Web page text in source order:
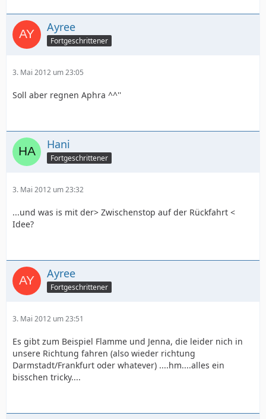
Ayree
Fortgeschrittener
3. Mai 2012 um 23:05
Soll aber regnen Aphra ^^''
Hani
Fortgeschrittener
3. Mai 2012 um 23:32
...und was is mit der> Zwischenstop auf der Rückfahrt <
Idee?
Ayree
Fortgeschrittener
3. Mai 2012 um 23:51
Es gibt zum Beispiel Flamme und Jenna, die leider nich in
unsere Richtung fahren (also wieder richtung
Darmstadt/Frankfurt oder whatever) ....hm....alles ein
bisschen tricky....